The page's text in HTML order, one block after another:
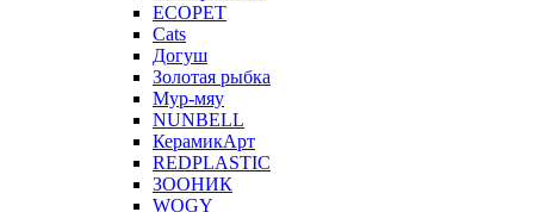
ECOPET
Cats
Догуш
Золотая рыбка
Мур-мяу
NUNBELL
КерамикАрт
REDPLASTIC
ЗООНИК
WOGY